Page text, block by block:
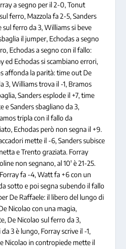
a segno per il 2-0, Tonut
ferro, Mazzola fa 2-5, Sanders
ferro da 3, Williams si beve
il jumper, Echodas a segno
Echodas a segno con il fallo:
ed Echodas si scambiano errori,
affonda la parità: time out De
3, Williams trova il -1, Bramos
Sanders esplode il +7, time
e Sanders sbagliano da 3,
tripla con il fallo da
Echodas però non segna il +9.
mette il -6, Sanders subisce
e Trento graziata. Forray
non segnano, al 10′ è 21-25.
fa -4, Watt fa +6 con un
sotto e poi segna subendo il fallo
De Raffaele: il libero del lungo di
Nicolao con una magia,
De Nicolao sul ferro da 3,
3 è lungo, Forray scrive il -1,
Nicolao in contropiede mette il